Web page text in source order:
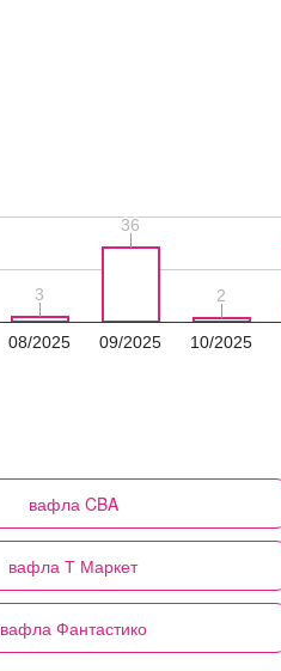
08/2025 09/2025 10/2025
3
3
36
36
2
2
вафла CBA
вафла Т Маркет
вафла Фантастико